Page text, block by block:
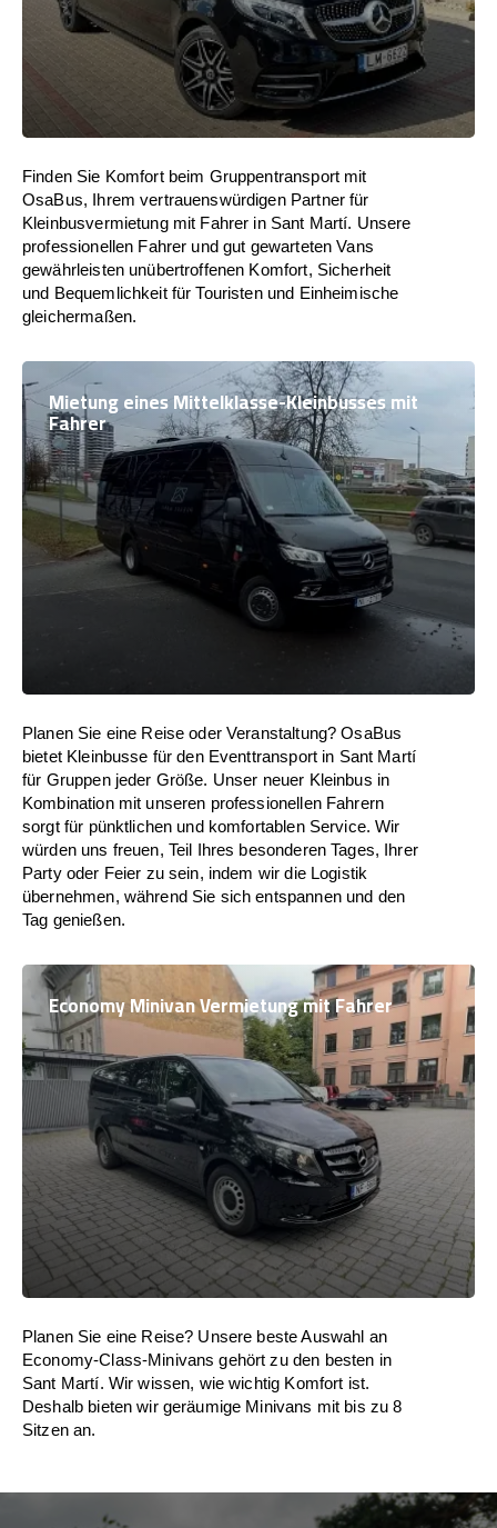
Finden Sie Komfort beim Gruppentransport mit
OsaBus, Ihrem vertrauenswürdigen Partner für
Kleinbusvermietung mit Fahrer in Sant Martí. Unsere
professionellen Fahrer und gut gewarteten Vans
gewährleisten unübertroffenen Komfort, Sicherheit
und Bequemlichkeit für Touristen und Einheimische
gleichermaßen.
Mietung eines Mittelklasse-Kleinbusses mit
Fahrer
Planen Sie eine Reise oder Veranstaltung? OsaBus
bietet Kleinbusse für den Eventtransport in Sant Martí
für Gruppen jeder Größe. Unser neuer Kleinbus in
Kombination mit unseren professionellen Fahrern
sorgt für pünktlichen und komfortablen Service. Wir
würden uns freuen, Teil Ihres besonderen Tages, Ihrer
Party oder Feier zu sein, indem wir die Logistik
übernehmen, während Sie sich entspannen und den
Tag genießen.
Economy Minivan Vermietung mit Fahrer
Planen Sie eine Reise? Unsere beste Auswahl an
Economy-Class-Minivans gehört zu den besten in
Sant Martí. Wir wissen, wie wichtig Komfort ist.
Deshalb bieten wir geräumige Minivans mit bis zu 8
Sitzen an.